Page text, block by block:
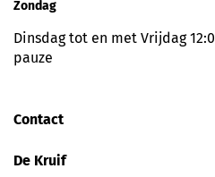
Zondag
Dinsdag tot en met Vrijdag
pauze
Contact
De Kruif